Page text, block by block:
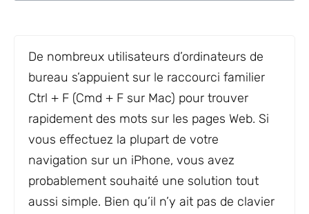
De nombreux utilisateurs d’ordinateurs de
bureau s’appuient sur le raccourci familier
Ctrl + F (Cmd + F sur Mac) pour trouver
rapidement des mots sur les pages Web. Si
vous effectuez la plupart de votre
navigation sur un iPhone, vous avez
probablement souhaité une solution tout
aussi simple. Bien qu’il n’y ait pas de clavier